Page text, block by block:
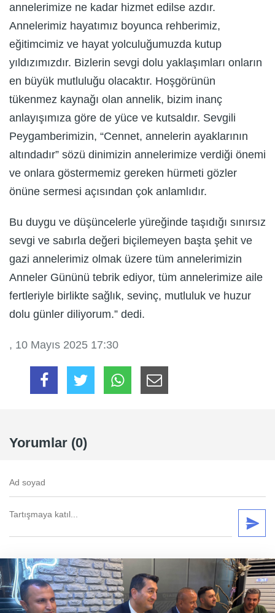
annelerimize ne kadar hizmet edilse azdır.
Annelerimiz hayatımız boyunca rehberimiz,
eğitimcimiz ve hayat yolculuğumuzda kutup
yıldızımızdır. Bizlerin sevgi dolu yaklaşımları onların
en büyük mutluluğu olacaktır. Hoşgörünün
tükenmez kaynağı olan annelik, bizim inanç
anlayışımıza göre de yüce ve kutsaldır. Sevgili
Peygamberimizin, “Cennet, annelerin ayaklarının
altındadır” sözü dinimizin annelerimize verdiği önemi
ve onlara göstermemiz gereken hürmeti gözler
önüne sermesi açısından çok anlamlıdır.
Bu duygu ve düşüncelerle yüreğinde taşıdığı sınırsız
sevgi ve sabırla değeri biçilemeyen başta şehit ve
gazi annelerimiz olmak üzere tüm annelerimizin
Anneler Gününü tebrik ediyor, tüm annelerimize aile
fertleriyle birlikte sağlık, sevinç, mutluluk ve huzur
dolu günler diliyorum.” dedi.
, 10 Mayıs 2025 17:30
Yorumlar (0)